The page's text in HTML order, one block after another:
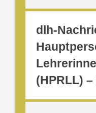
dlh-
(HPRLL) –